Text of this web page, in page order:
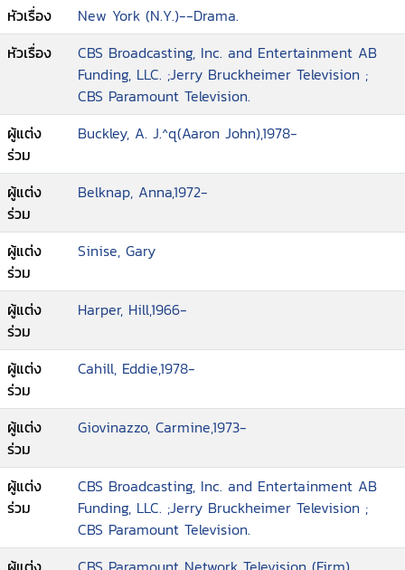
หัวเรื่อง
New York (N.Y.)--Drama.
หัวเรื่อง
CBS Broadcasting, Inc. and Entertainment AB
Funding, LLC. ;Jerry Bruckheimer Television ;
CBS Paramount Television.
ผู้แต่ง
ร่วม
Buckley, A. J.^q(Aaron John),1978-
ผู้แต่ง
ร่วม
Belknap, Anna,1972-
ผู้แต่ง
ร่วม
Sinise, Gary
ผู้แต่ง
ร่วม
Harper, Hill,1966-
ผู้แต่ง
ร่วม
Cahill, Eddie,1978-
ผู้แต่ง
ร่วม
Giovinazzo, Carmine,1973-
ผู้แต่ง
ร่วม
CBS Broadcasting, Inc. and Entertainment AB
Funding, LLC. ;Jerry Bruckheimer Television ;
CBS Paramount Television.